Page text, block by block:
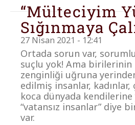
“Mülteciyim
Sığınmaya
27 Nisan 2021 - 12:41
Ortada sorun var,
suçlu yok! Ama birilerinin
zenginliği uğruna
edilmiş insanlar, kadınlar,
koca dünyada
“vatansız insanlar” diye
var.